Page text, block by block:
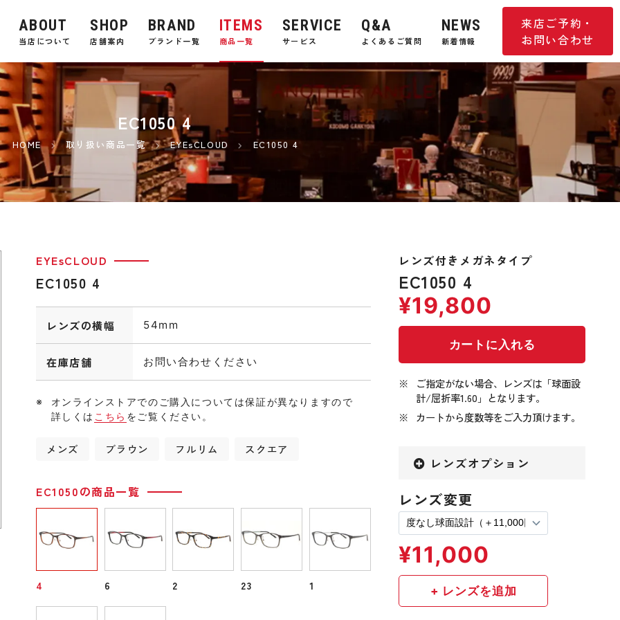
来店ご予約・
お問い合わせ
ABOUT
当店について
SHOP
店舗案内
BRAND
ブランド一覧
ITEMS
商品一覧
SERVICE
サービス
Q&A
よくあるご質問
NEWS
新着情報
EC1050 4
HOME 取り扱い商品一覧 EYEsCLOUD EC1050 4
レンズ付きメガネタイプ
EC1050 4
ご指定がない場合、レンズは「球面設
計/屈折率1.60」となります。
カートから度数等をご入力頂けます。
レンズオプション
レンズ変更
EYEsCLOUD
EC1050 4
レンズの横幅 54mm
在庫店舗 お問い合わせください
オンラインストアでのご購入については保証が異なりますので
詳しくは こちら をご覧ください。
メンズ ブラウン フルリム スクエア
EC1050の商品一覧
4 6 2 23 1